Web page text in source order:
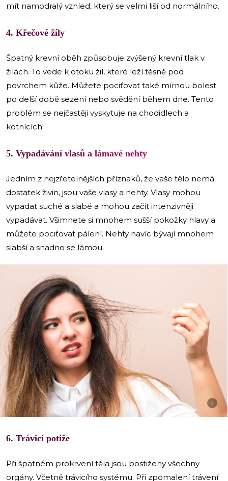
mít namodralý vzhled, který se velmi liší od normálního.
4. Křečové žíly
Špatný krevní oběh způsobuje zvýšený krevní tlak v
žilách. To vede k otoku žil, které leží těsně pod
povrchem kůže. Můžete pociťovat také mírnou bolest
po delší době sezení nebo svědění během dne. Tento
problém se nejčastěji vyskytuje na chodidlech a
kotnících.
5. Vypadávání vlasů a lámavé nehty
Jedním z nejzřetelnějších příznaků, že vaše tělo nemá
dostatek živin, jsou vaše vlasy a nehty. Vlasy mohou
vypadat suché a slabé a mohou začít intenzivněji
vypadávat. Všimnete si mnohem sušší pokožky hlavy a
můžete pociťovat pálení. Nehty navíc bývají mnohem
slabší a snadno se lámou.
i
6. Trávicí potíže
Při špatném prokrvení těla jsou postiženy všechny
orgány. Včetně trávicího systému. Při zpomalení trávení